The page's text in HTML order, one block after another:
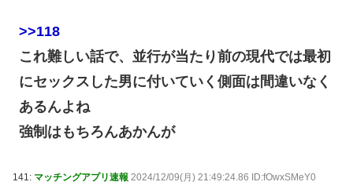
>>118
これ難しい話で、並行が当たり前の現代では最初
にセックスした男に付いていく側面は間違いなく
あるんよね
強制はもちろんあかんが
141: マッチングアプリ速報 2024/12/09(月) 21:49:24.86 ID:fOwxSMeY0